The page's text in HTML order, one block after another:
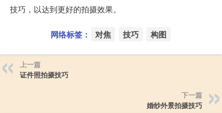
技巧，以达到更好的拍摄效果。
网络标签： 对焦 技巧 构图
上一篇
证件照拍摄技巧
下一篇
婚纱外景拍摄技巧